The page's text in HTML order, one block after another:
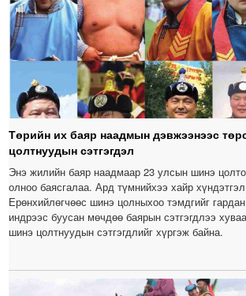
Төрийн их баяр наадмын дэвжээнээс
цолтнуудын сэтгэгдэл
Энэ жилийн баяр наадмаар 23 улсын шинэ
олноо баясгалаа. Ард түмнийхээ хайр
Ерөнхийлөгчөөс шинэ цолныхоо тэмдгийг
индрээс буусан мөчдөө баярын сэтгэгдлээ
шинэ цолтнуудын сэтгэгдлийг хүргэж байна.